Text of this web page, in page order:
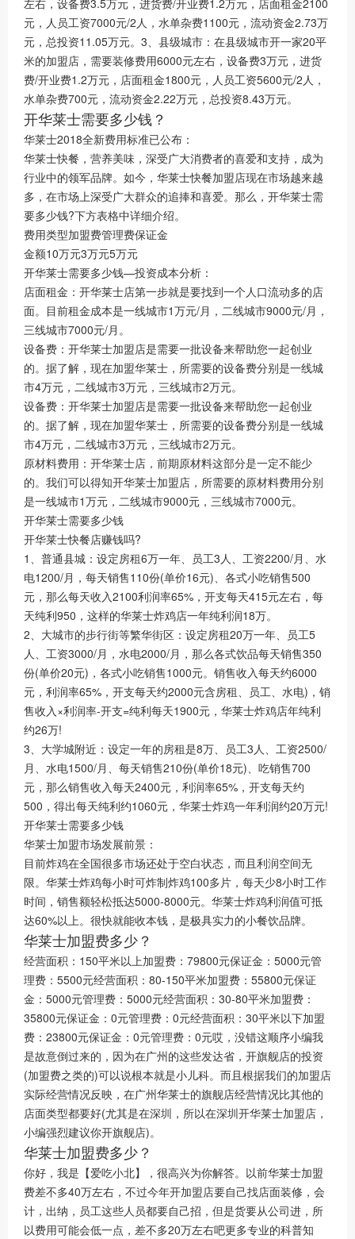
元，人员工资7000元/2人，水单杂费1100元，流动资金2.73万
元，总投资11.05万元。3、县级城市：在县级城市开一家20平
米的加盟店，需要装修费用6000元左右，设备费3万元，进货
费/开业费1.2万元，店面租金1800元，人员工资5600元/2人，
水单杂费700元，流动资金2.22万元，总投资8.43万元。
开华莱士需要多少钱？
华莱士2018全新费用标准已公布：
华莱士快餐，营养美味，深受广大消费者的喜爱和支持，成为
行业中的领军品牌。如今，华莱士快餐加盟店现在市场越来越
多，在市场上深受广大群众的追捧和喜爱。那么，开华莱士需
要多少钱?下方表格中详细介绍。
费用类型加盟费管理费保证金
金额10万元3万元5万元
开华莱士需要多少钱—投资成本分析：
店面租金：开华莱士店第一步就是要找到一个人口流动多的店
面。目前租金成本是一线城市1万元/月，二线城市9000元/月，
三线城市7000元/月。
设备费：开华莱士加盟店是需要一批设备来帮助您一起创业
的。据了解，现在加盟华莱士，所需要的设备费分别是一线城
市4万元，二线城市3万元，三线城市2万元。
设备费：开华莱士加盟店是需要一批设备来帮助您一起创业
的。据了解，现在加盟华莱士，所需要的设备费分别是一线城
市4万元，二线城市3万元，三线城市2万元。
原材料费用：开华莱士店，前期原材料这部分是一定不能少
的。我们可以得知开华莱士加盟店，所需要的原材料费用分别
是一线城市1万元，二线城市9000元，三线城市7000元。
开华莱士需要多少钱
开华莱士快餐店赚钱吗?
1、普通县城：设定房租6万一年、员工3人、工资2200/月、水
电1200/月，每天销售110份(单价16元)、各式小吃销售500
元，那么每天收入2100利润率65%，开支每天415元左右，每
天纯利950，这样的华莱士炸鸡店一年纯利润18万。
2、大城市的步行街等繁华街区：设定房租20万一年、员工5
人、工资3000/月，水电2000/月，那么各式饮品每天销售350
份(单价20元)，各式小吃销售1000元。销售收入每天约6000
元，利润率65%，开支每天约2000元含房租、员工、水电)，销
售收入×利润率-开支=纯利每天1900元，华莱士炸鸡店年纯利
约26万!
3、大学城附近：设定一年的房租是8万、员工3人、工资2500/
月、水电1500/月、每天销售210份(单价18元)、吃销售700
元，那么销售收入每天2400元，利润率65%，开支每天约
500，得出每天纯利约1060元，华莱士炸鸡一年利润约20万元!
开华莱士需要多少钱
华莱士加盟市场发展前景：
目前炸鸡在全国很多市场还处于空白状态，而且利润空间无
限。华莱士炸鸡每小时可炸制炸鸡100多片，每天少8小时工作
时间，销售额轻松抵达5000-8000元。华莱士炸鸡利润值可抵
达60%以上。很快就能收本钱，是极具实力的小餐饮品牌。
华莱士加盟费多少？
经营面积：150平米以上加盟费：79800元保证金：5000元管
理费：5500元经营面积：80-150平米加盟费：55800元保证
金：5000元管理费：5000元经营面积：30-80平米加盟费：
35800元保证金：0元管理费：0元经营面积：30平米以下加盟
费：23800元保证金：0元管理费：0元哎，没错这顺序小编我
是故意倒过来的，因为在广州的这些发达省，开旗舰店的投资
(加盟费之类的)可以说根本就是小儿科。而且根据我们的加盟店
实际经营情况反映，在广州华莱士的旗舰店经营情况比其他的
店面类型都要好(尤其是在深圳，所以在深圳开华莱士加盟店，
小编强烈建议你开旗舰店)。
华莱士加盟费多少？
你好，我是【爱吃小北】，很高兴为你解答。以前华莱士加盟
费差不多40万左右，不过今年开加盟店要自己找店面装修，会
计，出纳，员工这些人员都要自己招，但是货要从公司进，所
以费用可能会低一点，差不多20万左右吧更多专业的科普知